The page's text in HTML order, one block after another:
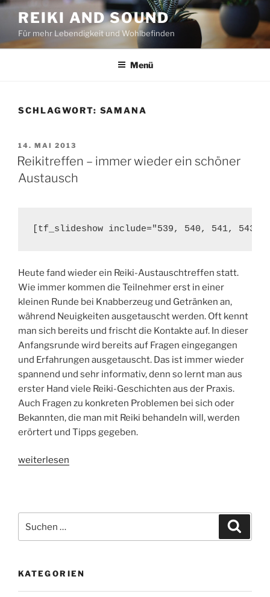
Zum
Inhalt
springen
REIKI AND SOUND
Für mehr Lebendigkeit und Wohlbefinden
Menü
SCHLAGWORT: SAMANA
VERÖFFENTLICHT
AM
14. MAI 2013
Reikitreffen – immer wieder ein schöner
Austausch
[tf_slideshow include="539, 540, 541, 543"
Heute fand wieder ein Reiki-Austauschtreffen statt.
Wie immer kommen die Teilnehmer erst in einer
kleinen Runde bei Knabberzeug und Getränken an,
während Neuigkeiten ausgetauscht werden. Oft kennt
man sich bereits und frischt die Kontakte auf. In dieser
Anfangsrunde wird bereits auf Fragen eingegangen
und Erfahrungen ausgetauscht. Das ist immer wieder
spannend und sehr informativ, denn so lernt man aus
erster Hand viele Reiki-Geschichten aus der Praxis.
Auch Fragen zu konkreten Problemen bei sich oder
Bekannten, die man mit Reiki behandeln will, werden
erörtert und Tipps gegeben.
„Reikitreffen
ein
schöner
weiterlesen
nach:
KATEGORIEN